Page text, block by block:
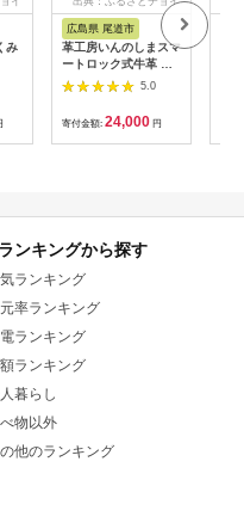
み
広島県 尾道市
革工房いんのしまスマ
ートロック式牛革 ベ
ルト【色：チョコ】
5.0
寄付金額: 24,000 円
ランキングから探す
気ランキング
率ランキング
ランキング
ランキング
暮らし
物以外
他のランキング